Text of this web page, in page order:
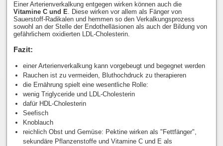
Einer Arterienverkalkung entgegen wirken können auch die
Vitamine C und E. Diese wirken vor allem als Fänger von
Sauerstoff-Radikalen und hemmen so den Verkalkungsprozess
sowohl an der Stelle der Endothelläsionen als auch der Bildung von
gefährlichem oxidierten LDL-Cholesterin.
Fazit:
einer Arterienverkalkung kann vorgebeugt und begegnet werden
Rauchen ist zu vermeiden, Bluthochdruck zu therapieren
die Ernährung spielt eine wesentliche Rolle:
wenig Triglyceride und LDL-Cholesterin
dafür HDL-Cholesterin
Seefisch
Knoblauch
reichlich Obst und Gemüse: Pektine wirken als "Fettfänger",
sekundäre Pflanzenstoffe und Vitamine C und E als